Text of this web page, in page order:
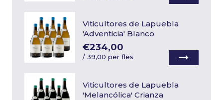
Viticultores de Lapuebla
'Adventicia' Blanco
€234,00
/39,00 per fles
Viticultores de Lapuebla
'Melancólica' Crianza